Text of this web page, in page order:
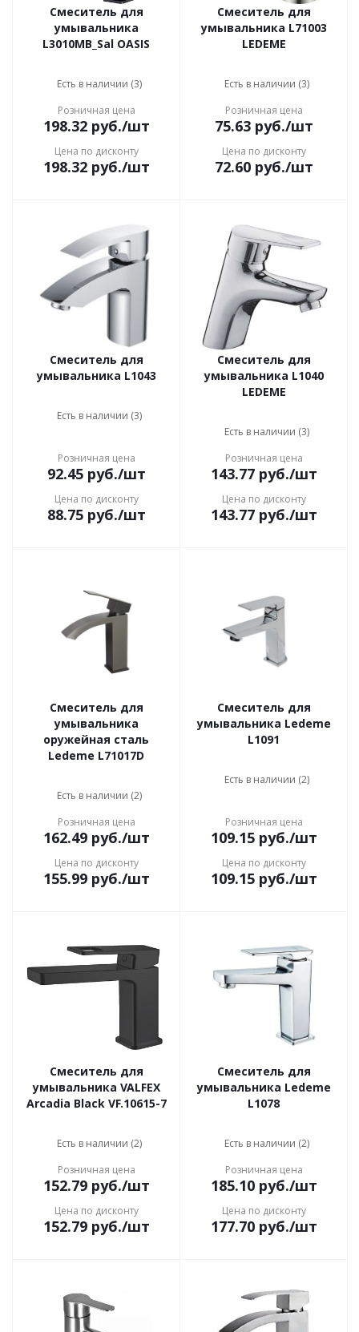
Смеситель для
умывальника
L3010MB_Sal OASIS
Есть в наличии (3)
Розничная цена
198.32руб./шт
Цена по дисконту
198.32руб./шт
Смеситель для
умывальника L71003
LEDEME
Есть в наличии (3)
Розничная цена
75.63руб./шт
Цена по дисконту
72.60руб./шт
Смеситель для
умывальника L1043
Есть в наличии (3)
Розничная цена
92.45руб./шт
Цена по дисконту
88.75руб./шт
Смеситель для
умывальника L1040
LEDEME
Есть в наличии (3)
Розничная цена
143.77руб./шт
Цена по дисконту
143.77руб./шт
Смеситель для
умывальника
оружейная сталь
Ledeme L71017D
Есть в наличии (2)
Розничная цена
162.49руб./шт
Цена по дисконту
155.99руб./шт
Смеситель для
умывальника Ledeme
L1091
Есть в наличии (2)
Розничная цена
109.15руб./шт
Цена по дисконту
109.15руб./шт
Смеситель для
умывальника VALFEX
Arcadia Black VF.10615-7
Есть в наличии (2)
Розничная цена
152.79руб./шт
Цена по дисконту
152.79руб./шт
Смеситель для
умывальника Ledeme
L1078
Есть в наличии (2)
Розничная цена
185.10руб./шт
Цена по дисконту
177.70руб./шт